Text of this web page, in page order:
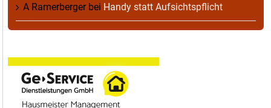
A Ramerbergerbei Handy statt Aufsichtspflicht